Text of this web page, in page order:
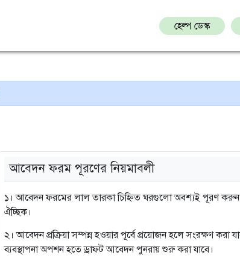
হেল্প ডেস্ক
আবেদন ফরম পূরণের নিয়মাবলী
১। আবেদন ফরমের লাল তারকা চিহ্নিত ঘরগুলো অবশ্যই পূরণ
ঐচ্ছিক।
২। আবেদন প্রক্রিয়া সম্পন্ন হওয়ার পূর্বে প্রয়োজন হলে সংরক্ষণ করা
ব্যবস্থাপনা অপশন হতে ড্রাফট আবেদন পুনরায় শুরু করা যাবে।